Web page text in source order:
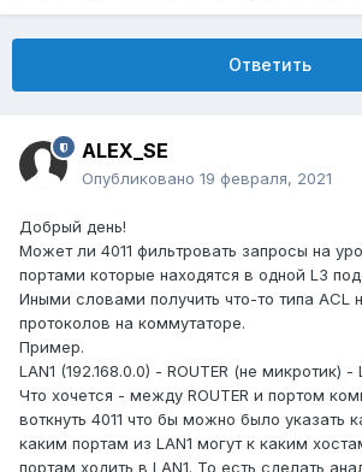
Ответить
ALEX_SE
Опубликовано 19 февраля, 2021
Добрый день!
Может ли 4011 фильтровать запросы на
портами которые находятся в одной L3
Иными словами получить что-то типа ACL
протоколов на коммутаторе.
Пример.
LAN1 (192.168.0.0) - ROUTER (не микротик) -
Что хочется - между ROUTER и портом
воткнуть 4011 что бы можно было указать
каким портам из LAN1 могут к каким
портам ходить в LAN1. То есть сделать